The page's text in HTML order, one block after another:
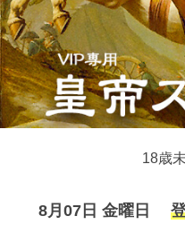
18歳
8月07日 金曜日